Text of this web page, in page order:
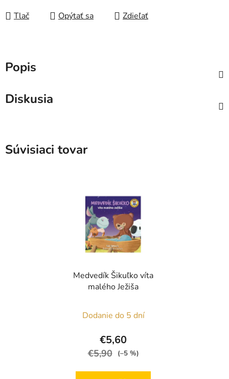
Tlač Opýtať sa Zdieľať
Popis
Diskusia
Súvisiaci tovar
Medvedík Šikuľko víta
malého Ježiša
Dodanie do 5 dní
€5,60
€5,90 (–5 %)